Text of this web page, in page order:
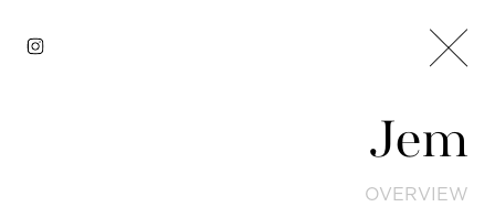
Jem
OVERVIEW